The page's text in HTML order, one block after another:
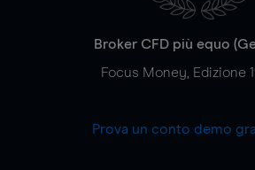
Broker CFD più equo
Focus Money, Edizione
Prova un conto demo